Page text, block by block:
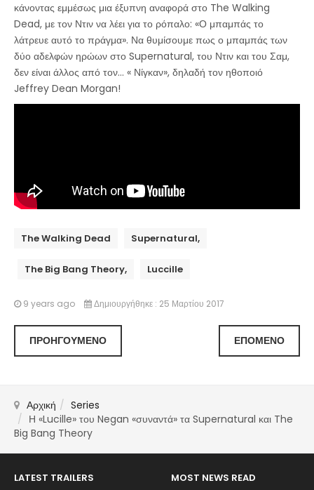
κάνοντας εμμέσως μια έξυπνη αναφορά στο The Walking
Dead, με τον Ντιν να λέει για το ρόπαλο: «Ο μπαμπάς το
λάτρευε αυτό το πράγμα». Να θυμίσουμε πως ο μπαμπάς των
δύο αδελφών ηρώων στο Supernatural, του Ντιν και του Σαμ,
δεν είναι άλλος από τον… « Νίγκαν», δηλαδή τον ηθοποιό
Jeffrey Dean Morgan!
The Walking Dead Supernatural,
The Big Bang Theory, Luccille
9 years ago Δημιουργήθηκε : 25 Μαρτίου 2017
ΠΡΟΗΓΟΎΜΕΝΟ ΕΠΌΜΕΝΟ
Αρχική
Series
Η «Lucille» του Negan «συναντά» τα Supernatural και The
Big Bang Theory
LATEST TRAILERS MOST NEWS READ